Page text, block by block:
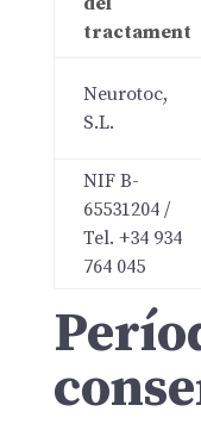
tractament
Neurotoc,
S.L.
NIF B-
65531204 /
Tel. +34 934
764 045